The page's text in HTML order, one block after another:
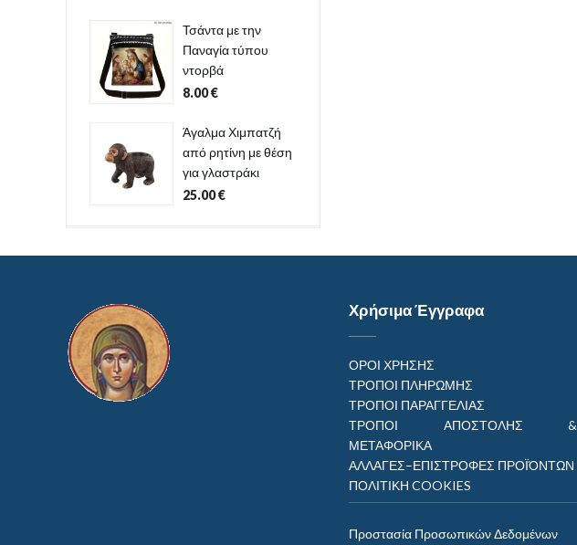
Τσάντα με την
Παναγία τύπου
ντορβά
8.00€
Άγαλμα Χιμπατζή
από ρητίνη με θέση
για γλαστράκι
25.00€
Χρήσιμα Έγγραφα
ΟΡΟΙ ΧΡΗΣΗΣ
ΤΡΟΠΟΙ ΠΛΗΡΩΜΗΣ
ΤΡΟΠΟΙ ΠΑΡΑΓΓΕΛΙΑΣ
ΤΡΟΠΟΙ ΑΠΟΣΤΟΛΗΣ &
ΜΕΤΑΦΟΡΙΚΑ
ΑΛΛΑΓΕΣ–ΕΠΙΣΤΡΟΦΕΣ ΠΡΟΪΌΝΤΩΝ
ΠΟΛΙΤΙΚΗ COOKIES
Προστασία Προσωπικών Δεδομένων